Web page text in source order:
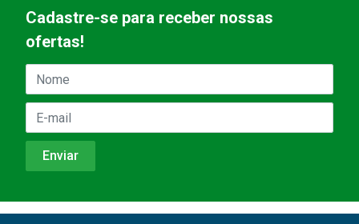
Cadastre-se para receber nossas
ofertas!